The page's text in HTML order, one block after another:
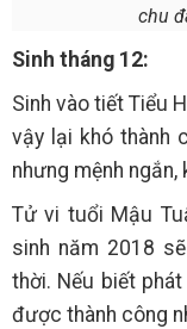
chu
Sinh tháng 12:
Sinh vào tiết Tiểu
vậy lại khó thành
nhưng mệnh
Tử vi tuổi Mậu
sinh năm 2018
thời. Nếu biết
được thành công